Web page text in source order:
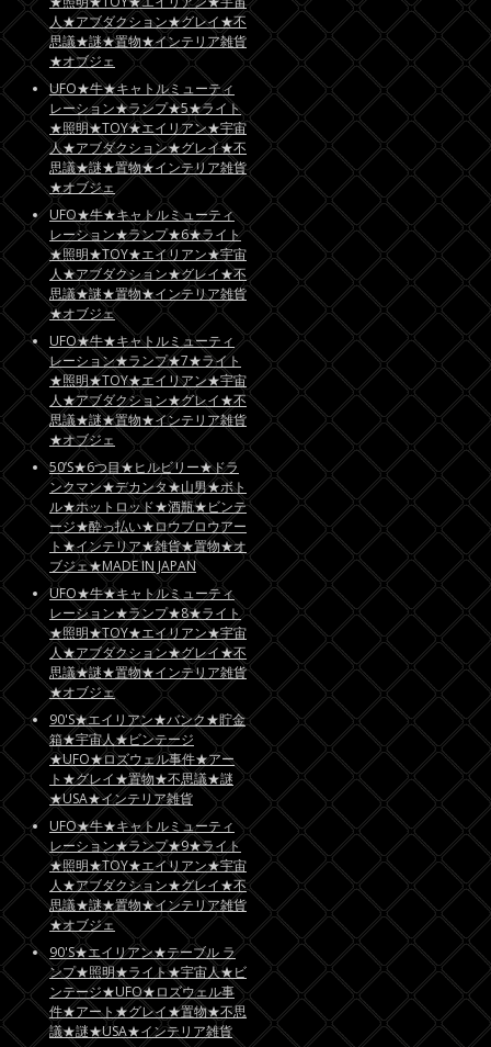
人★アブダクション★グレイ★不
思議★謎★置物★インテリア雑貨
★オブジェ
UFO★牛★キャトルミューティ
レーション★ランプ★5★ライト
★照明★TOY★エイリアン★宇宙
人★アブダクション★グレイ★不
思議★謎★置物★インテリア雑貨
★オブジェ
UFO★牛★キャトルミューティ
レーション★ランプ★6★ライト
★照明★TOY★エイリアン★宇宙
人★アブダクション★グレイ★不
思議★謎★置物★インテリア雑貨
★オブジェ
UFO★牛★キャトルミューティ
レーション★ランプ★7★ライト
★照明★TOY★エイリアン★宇宙
人★アブダクション★グレイ★不
思議★謎★置物★インテリア雑貨
★オブジェ
50’S★6つ目★ヒルビリー★ドラ
ンクマン★デカンタ★山男★ボト
ル★ホットロッド★酒瓶★ビンテ
ージ★酔っ払い★ロウブロウアー
ト★インテリア★雑貨★置物★オ
ブジェ★MADE IN JAPAN
UFO★牛★キャトルミューティ
レーション★ランプ★8★ライト
★照明★TOY★エイリアン★宇宙
人★アブダクション★グレイ★不
思議★謎★置物★インテリア雑貨
★オブジェ
90'S★エイリアン★バンク★貯金
箱★宇宙人★ビンテージ
★UFO★ロズウェル事件★アー
ト★グレイ★置物★不思議★謎
★USA★インテリア雑貨
UFO★牛★キャトルミューティ
レーション★ランプ★9★ライト
★照明★TOY★エイリアン★宇宙
人★アブダクション★グレイ★不
思議★謎★置物★インテリア雑貨
★オブジェ
90'S★エイリアン★テーブル ラ
ンプ★照明★ライト★宇宙人★ビ
ンテージ★UFO★ロズウェル事
件★アート★グレイ★置物★不思
議★謎★USA★インテリア雑貨